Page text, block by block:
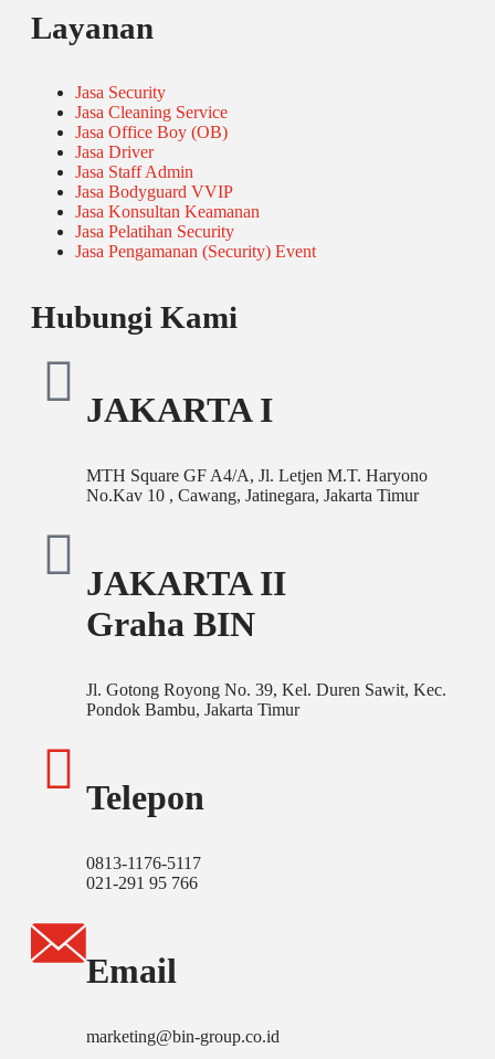
Layanan
Jasa Security
Jasa Cleaning Service
Jasa Office Boy (OB)
Jasa Driver
Jasa Staff Admin
Jasa Bodyguard VVIP
Jasa Konsultan Keamanan
Jasa Pelatihan Security
Jasa Pengamanan (Security) Event
Hubungi Kami
JAKARTA I
MTH Square GF A4/A, Jl. Letjen M.T. Haryono
No.Kav 10 , Cawang, Jatinegara, Jakarta Timur
JAKARTA II
Graha BIN
Jl. Gotong Royong No. 39, Kel. Duren Sawit, Kec.
Pondok Bambu, Jakarta Timur
Telepon
0813-1176-5117
021-291 95 766
Email
marketing@bin-group.co.id